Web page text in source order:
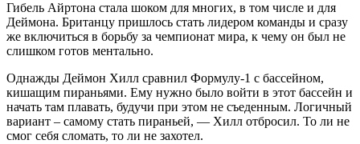
Гибель Айртона стала шоком для многих, в том числе и для
Деймона. Британцу пришлось стать лидером команды и сразу
же включиться в борьбу за чемпионат мира, к чему он был не
слишком готов ментально.
Однажды Деймон Хилл сравнил Формулу-1 с бассейном,
кишащим пираньями. Ему нужно было войти в этот бассейн и
начать там плавать, будучи при этом не съеденным. Логичный
вариант – самому стать пираньей, — Хилл отбросил. То ли не
смог себя сломать, то ли не захотел.